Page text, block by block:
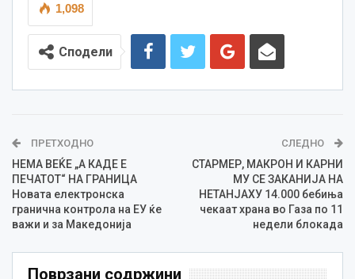
1,098
Сподели
ПРЕТХОДНО
НЕМА ВЕЌЕ „А КАДЕ Е
ПЕЧАТОТ“ НА ГРАНИЦА
Новата електронска
гранична контрола на ЕУ ќе
важи и за Македонија
СЛЕДНО
СТАРМЕР, МАКРОН И КАРНИ
МУ СЕ ЗАКАНИЈА НА
НЕТАНЈАХУ 14.000 бебиња
чекаат храна во Газа по 11
недели блокада
Поврзани содржини